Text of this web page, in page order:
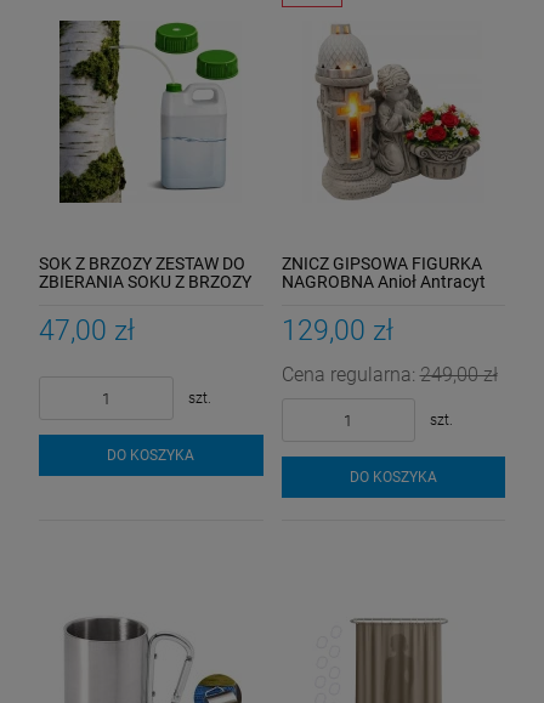
SOK Z BRZOZY ZESTAW DO
ZBIERANIA SOKU Z BRZOZY
KAPILARA
47,00 zł
szt.
DO KOSZYKA
ZNICZ GIPSOWA FIGURKA
NAGROBNA Anioł Antracyt
Krzyż
129,00 zł
Cena regularna:249,00 zł
szt.
DO KOSZYKA